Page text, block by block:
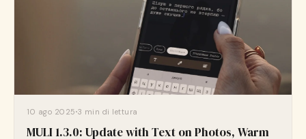
10 ago 2025 3 min di lettura
MULI 1.3.0: Update with Text on Photos, Warm